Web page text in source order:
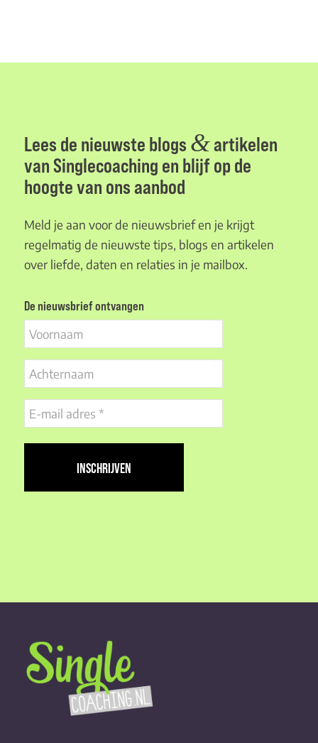
Lees de nieuwste blogs &artikelen
van Singlecoaching en blijf op de
hoogte van ons aanbod
Meld je aan voor de nieuwsbrief en je krijgt
regelmatig de nieuwste tips, blogs en artikelen
over liefde, daten en relaties in je mailbox.
De nieuwsbrief ontvangen
Voornaam
Achternaam
E-
mail
adres